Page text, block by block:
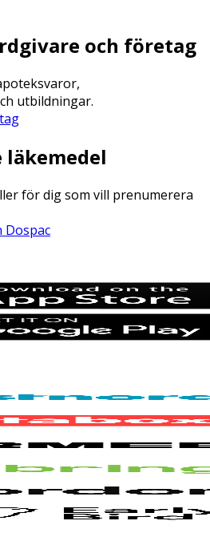
och företag
utbildningar.
läkemedel
för dig som vill prenumerera
Dospac